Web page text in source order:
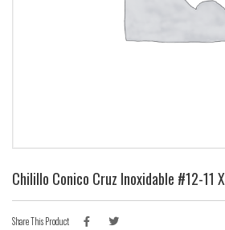
Chilillo Conico Cruz Inoxidable #12-11
Share This Product